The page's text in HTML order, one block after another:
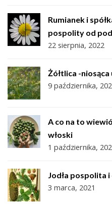
Rumianek i
pospolity od
22 sierpnia, 2022
Żółtlica -
9 października,
A co na to
włoski
1 października,
Jodła pospolita
3 marca, 2021